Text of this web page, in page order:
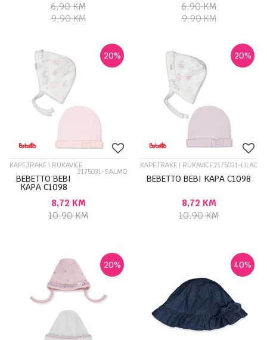
6,90KM
9,90KM
6,90KM
9,90KM
20%
KAPE,TRAKE I RUKAVICE
2175031-SALMO
BEBETTO BEBI
KAPA C1098
8,72 KM
10,90KM
20%
KAPE,TRAKE I RUKAVICE2175031-LILAC
BEBETTO BEBI KAPA C1098
8,72 KM
10,90KM
20% 40%